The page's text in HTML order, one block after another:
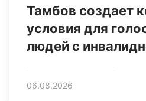
Тамбов создает
условия для
людей с
06.08.2026